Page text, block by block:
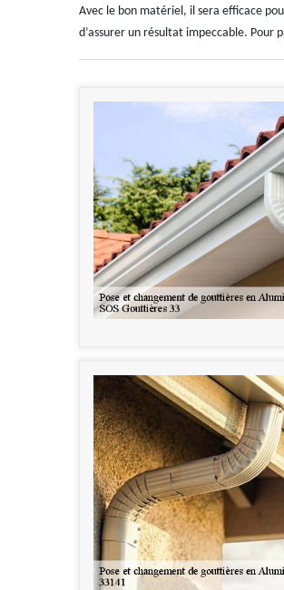
Avec le bon matériel, il sera efficace
d’assurer un résultat impeccable. Pour